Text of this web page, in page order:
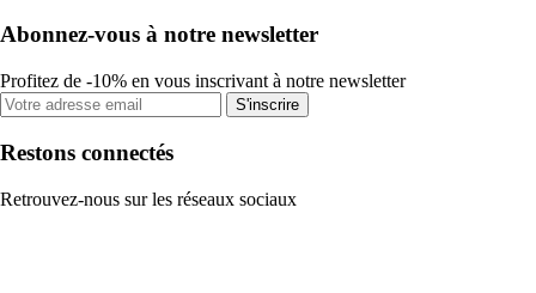
Abonnez-vous à notre newsletter
Profitez de -10% en vous inscrivant à notre newsletter
S'inscrire
Restons connectés
Retrouvez-nous sur les réseaux sociaux